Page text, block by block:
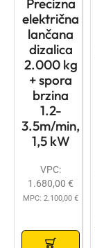
Precizna
električna
lančana
dizalica
2.000 kg
+ spora
brzina
1.2-
3.5m/min,
1,5 kW
VPC:
1.680,00 €
MPC: 2.100,00 €